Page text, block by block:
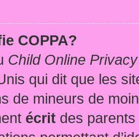
COPPA?
Child Online
qui dit que les
de mineurs de
écrit des parents